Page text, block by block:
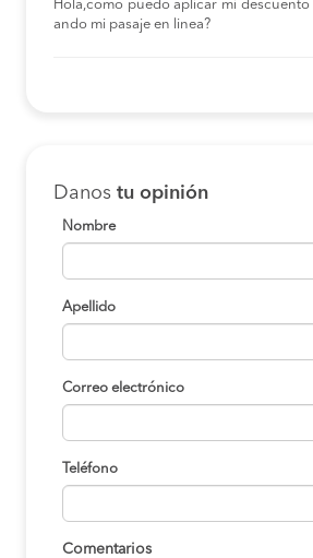
Hola,como puedo aplicar mi
ando mi pasaje en linea?
Danos tu opinión
Nombre
Apellido
Correo electrónico
Teléfono
Comentarios